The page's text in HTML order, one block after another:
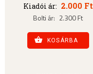
Kiadói ár: 2.000 Ft
Bolti ár: 2.300 Ft
KOSÁRBA